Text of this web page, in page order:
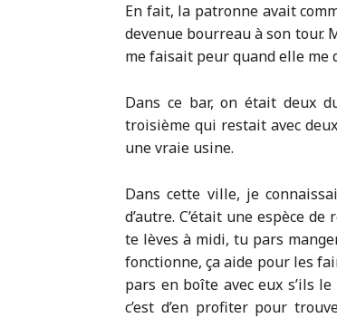
En fait, la patronne avait
devenue bourreau à son tour.
me faisait peur quand elle me
Dans ce bar, on était deux
troisième qui restait avec
une vraie usine.
Dans cette ville, je
d’autre. C’était une espèce
te lèves à midi, tu pars
fonctionne, ça aide pour les
pars en boîte avec eux s’ils
c’est d’en profiter pour